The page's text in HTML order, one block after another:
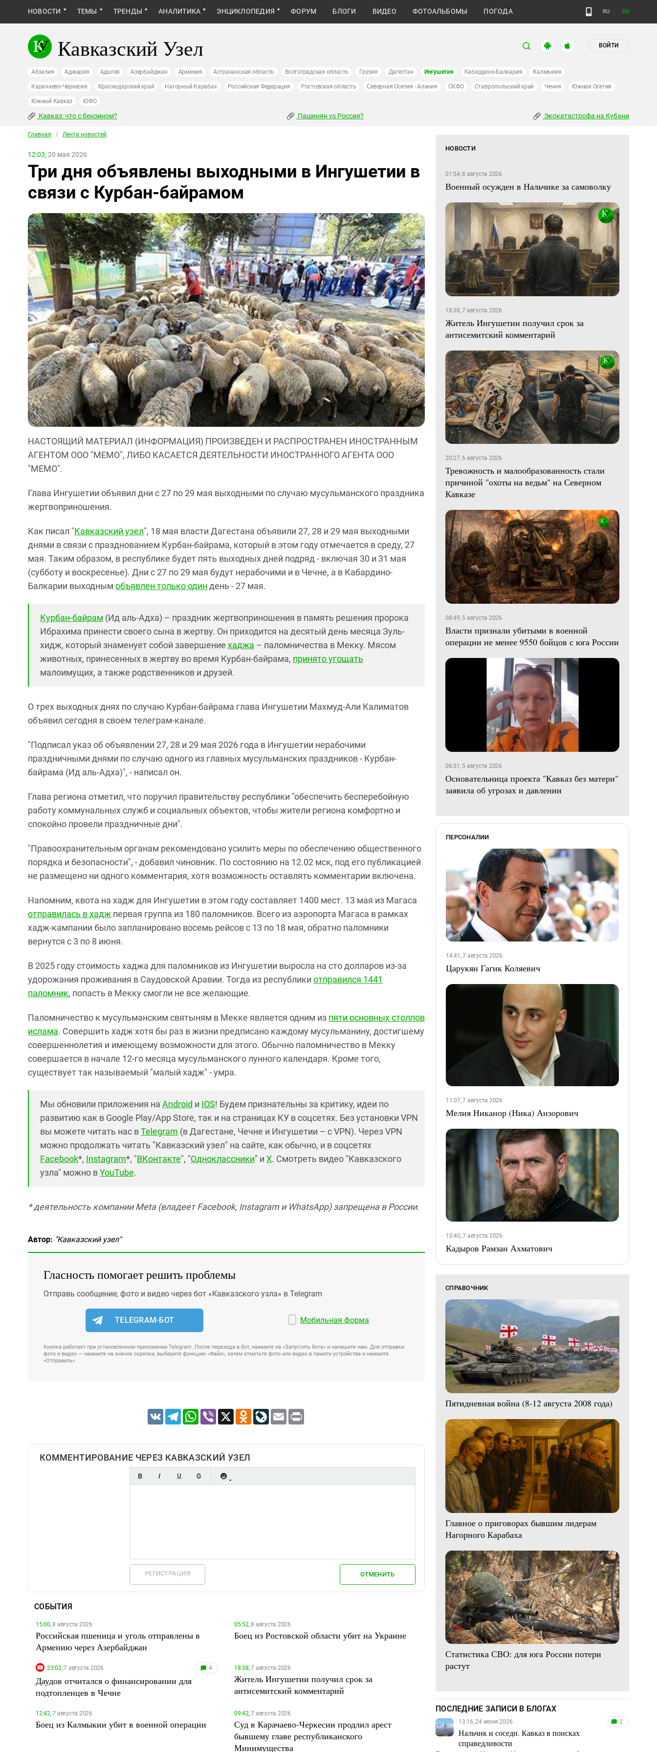
НОВОСТИ ТЕМЫ ТРЕНДЫ АНАЛИТИКА ЭНЦИКЛОПЕДИЯ ФОРУМ БЛОГИ ВИДЕО ФОТОАЛЬБОМЫ ПОГОДА RU EN
Кавказский Узел ВОЙТИ
Абхазия Аджария Адыгея Азербайджан Армения Астраханская область Волгоградская область Грузия Дагестан Ингушетия Кабардино-Балкария Калмыкия
Карачаево-Черкесия Краснодарский край Нагорный Карабах Российская Федерация Ростовская область Северная Осетия - Алания СКФО Ставропольский край Чечня Южная Осетия
Южный Кавказ ЮФО
Кавказ: что с бензином? Пашинян vs Россия? Экокатастрофа на Кубани
Главная / Лента новостей
12:03, 20 мая 2026
Три дня объявлены выходными в Ингушетии в
связи с Курбан-байрамом
НАСТОЯЩИЙ МАТЕРИАЛ (ИНФОРМАЦИЯ) ПРОИЗВЕДЕН И РАСПРОСТРАНЕН ИНОСТРАННЫМ
АГЕНТОМ ООО "МЕМО", ЛИБО КАСАЕТСЯ ДЕЯТЕЛЬНОСТИ ИНОСТРАННОГО АГЕНТА ООО
"МЕМО".
Глава Ингушетии объявил дни с 27 по 29 мая выходными по случаю мусульманского праздника
жертвоприношения.
Как писал "Кавказский узел", 18 мая власти Дагестана объявили 27, 28 и 29 мая выходными
днями в связи с празднованием Курбан-байрама, который в этом году отмечается в среду, 27
мая. Таким образом, в республике будет пять выходных дней подряд - включая 30 и 31 мая
(субботу и воскресенье). Дни с 27 по 29 мая будут нерабочими и в Чечне, а в Кабардино-
Балкарии выходным объявлен только один день - 27 мая.
Курбан-байрам (Ид аль-Адха) – праздник жертвоприношения в память решения пророка
Ибрахима принести своего сына в жертву. Он приходится на десятый день месяца Зуль-
хидж, который знаменует собой завершение хаджа – паломничества в Мекку. Мясом
животных, принесенных в жертву во время Курбан-байрама, принято угощать
малоимущих, а также родственников и друзей.
О трех выходных днях по случаю Курбан-байрама глава Ингушетии Махмуд-Али Калиматов
объявил сегодня в своем телеграм-канале.
"Подписал указ об объявлении 27, 28 и 29 мая 2026 года в Ингушетии нерабочими
праздничными днями по случаю одного из главных мусульманских праздников - Курбан-
байрама (Ид аль-Адха)", - написал он.
Глава региона отметил, что поручил правительству республики "обеспечить бесперебойную
работу коммунальных служб и социальных объектов, чтобы жители региона комфортно и
спокойно провели праздничные дни".
"Правоохранительным органам рекомендовано усилить меры по обеспечению общественного
порядка и безопасности", - добавил чиновник. По состоянию на 12.02 мск, под его публикацией
не размещено ни одного комментария, хотя возможность оставлять комментарии включена.
Напомним, квота на хадж для Ингушетии в этом году составляет 1400 мест. 13 мая из Магаса
отправилась в хадж первая группа из 180 паломников. Всего из аэропорта Магаса в рамках
хадж-кампании было запланировано восемь рейсов с 13 по 18 мая, обратно паломники
вернутся с 3 по 8 июня.
В 2025 году стоимость хаджа для паломников из Ингушетии выросла на сто долларов из-за
удорожания проживания в Саудовской Аравии. Тогда из республики отправился 1441
паломник, попасть в Мекку смогли не все желающие.
Паломничество к мусульманским святыням в Мекке является одним из пяти основных столпов
ислама. Совершить хадж хотя бы раз в жизни предписано каждому мусульманину, достигшему
совершеннолетия и имеющему возможности для этого. Обычно паломничество в Мекку
совершается в начале 12-го месяца мусульманского лунного календаря. Кроме того,
существует так называемый "малый хадж" - умра.
Мы обновили приложения на Android и IOS! Будем признательны за критику, идеи по
развитию как в Google Play/App Store, так и на страницах КУ в соцсетях. Без установки VPN
вы можете читать нас вTelegram (в Дагестане, Чечне и Ингушетии – с VPN). Через VPN
можно продолжать читать "Кавказский узел" на сайте, как обычно, и в соцсетях
Facebook*, Instagram*, "ВКонтакте", "Одноклассники" и X. Смотреть видео "Кавказского
узла" можно вYouTube.
* деятельность компании Meta (владеет Facebook, Instagram и WhatsApp) запрещена в России.
Автор: "Кавказский узел"
Гласность помогает решить проблемы
Отправь сообщение, фото и видео через бот «Кавказского узла» в Telegram
TELEGRAM-БОТ Мобильная форма
Кнопка работает при установленном приложении Telegram. После перехода в бот, нажмите на «Запустить бота» и напишите нам. Для отправки
фото и видео — нажмите на значок скрепки, выберите функцию «Файл», затем отметьте фото или видео в памяти устройства и нажмите
«Отправить».
VK TelegramWhatsApp
Viber X Odnoklassniki
LiveJournal
Email
КОММЕНТИРОВАНИЕ ЧЕРЕЗ КАВКАЗСКИЙ УЗЕЛ
РЕГИСТРАЦИЯ ОТМЕНИТЬ
СОБЫТИЯ
15:00,8 августа 2026
Российская пшеница и уголь отправлены в
Армению через Азербайджан
05:52,8 августа 2026
Боец из Ростовской области убит на Украине
23:02,7 августа 2026 4
Даудов отчитался о финансировании для
подтопленцев в Чечне
18:38,7 августа 2026
Житель Ингушетии получил срок за
антисемитский комментарий
12:42,7 августа 2026
Боец из Калмыкии убит в военной операции
09:42,7 августа 2026
Суд в Карачаево-Черкесии продлил арест
бывшему главе республиканского
Минимущества
НОВОСТИ
01:54, 8 августа 2026
Военный осужден в Нальчике за самоволку
18:38, 7 августа 2026
Житель Ингушетии получил срок за
антисемитский комментарий
20:27, 6 августа 2026
Тревожность и малообразованность стали
причиной "охоты на ведьм" на Северном
Кавказе
08:49, 5 августа 2026
Власти признали убитыми в военной
операции не менее 9550 бойцов с юга России
06:51, 5 августа 2026
Основательница проекта "Кавказ без матери"
заявила об угрозах и давлении
ПЕРСОНАЛИИ
14:41, 7 августа 2026
Царукян Гагик Коляевич
11:07, 7 августа 2026
Мелия Никанор (Ника) Анзорович
10:40, 7 августа 2026
Кадыров Рамзан Ахматович
СПРАВОЧНИК
Пятидневная война (8-12 августа 2008 года)
Главное о приговорах бывшим лидерам
Нагорного Карабаха
Статистика СВО: для юга России потери
растут
ПОСЛЕДНИЕ ЗАПИСИ В БЛОГАХ
13:16, 24 июня 2026
Нальчик и соседи. Кавказ в поисках
справедливости
2